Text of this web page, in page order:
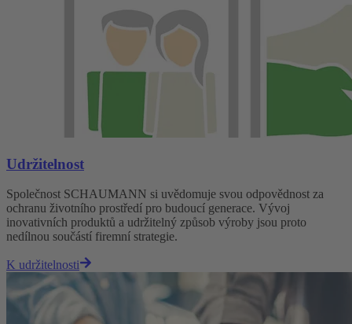
Udržitelnost
Společnost SCHAUMANN si uvědomuje svou odpovědnost za
ochranu životního prostředí pro budoucí generace. Vývoj
inovativních produktů a udržitelný způsob výroby jsou proto
nedílnou součástí firemní strategie.
K udržitelnosti